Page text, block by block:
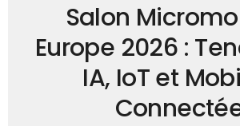
Salon
Europe 2026 :
IA, IoT et